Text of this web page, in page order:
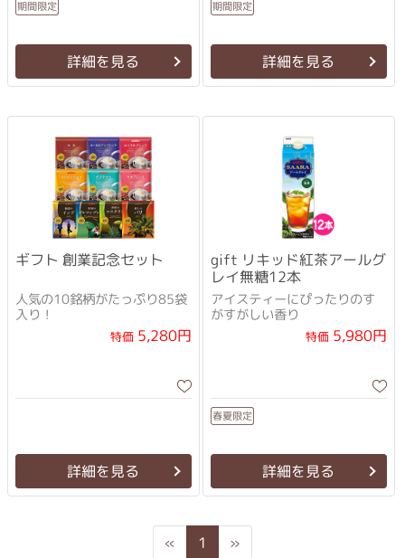
期間限定
詳細を見る
期間限定
詳細を見る
ギフト 創業記念セット
人気の10銘柄がたっぷり85袋
入り！
特価5,280円
詳細を見る
gift リキッド紅茶アールグ
レイ無糖12本
アイスティーにぴったりのす
がすがしい香り
特価5,980円
春夏限定
詳細を見る
« Previous
1 »Next